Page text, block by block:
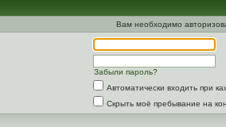
Вам необходимо
Забыли пароль?
Автоматически входить при
Скрыть моё пребывание на